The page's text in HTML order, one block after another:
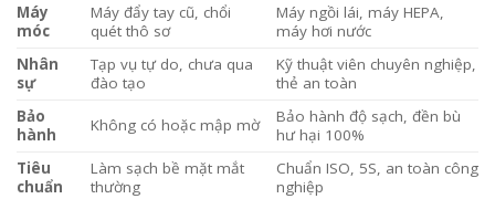
Máy
móc
Máy đẩy tay cũ, chổi
quét thô sơ
Máy ngồi lái, máy HEPA,
máy hơi nước
Nhân
sự
Tạp vụ tự do, chưa qua
đào tạo
Kỹ thuật viên chuyên nghiệp,
thẻ an toàn
Bảo
hành
Không có hoặc mập mờ
Bảo hành độ sạch, đền bù
hư hại 100%
Tiêu
chuẩn
Làm sạch bề mặt mắt
thường
Chuẩn ISO, 5S, an toàn công
nghiệp